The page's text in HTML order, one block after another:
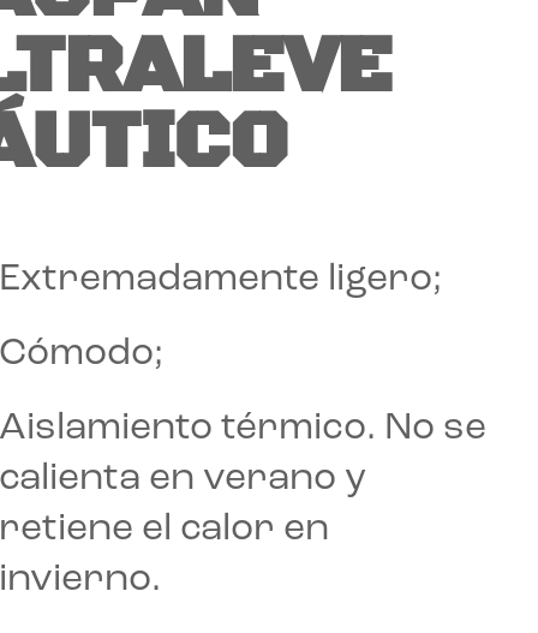
Extremadamente ligero;
Cómodo;
Aislamiento térmico. No se
calienta en verano y
retiene el calor en
invierno.